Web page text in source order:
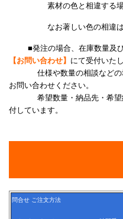
素材の色と相違する場合
なお著しい色の相違は御
■発注の場合、在庫数量及び
【お問い合わせ】 にて受付い
仕様や数量の相談などの
お問い合わせください。
希望数量・納品先・希望納
付しています。
問合せ ご注文方法